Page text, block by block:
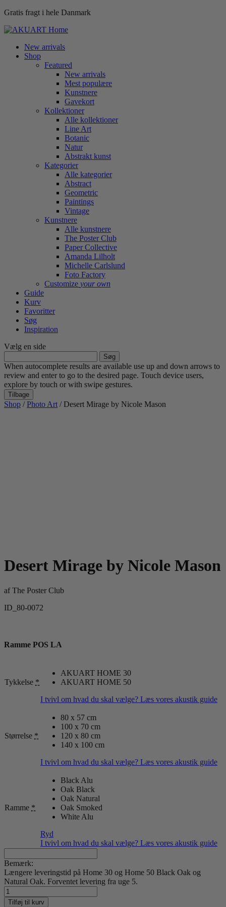
Gratis fragt i hele Danmark
New arrivals
Shop
Featured
New arrivals
Mest populære
Kunstnere
Gavekort
Kollektioner
Alle kollektioner
Line Art
Botanic
Natur
Abstrakt kunst
Kategorier
Alle kategorier
Abstract
Geometric
Paintings
Vintage
Kunstnere
Alle kunstnere
The Poster Club
Paper Collective
Amanda Lilholt
Michelle Carlslund
Foto Factory
Customize your own
Guide
Kurv
Favoritter
Søg
Inspiration
Vælg en side
efter:
When autocomplete results are available use up and down arrows to
review and enter to go to the desired page. Touch device users,
explore by touch or with swipe gestures.
Tilbage
Shop /Photo Art / Desert Mirage by Nicole Mason
Desert Mirage by Nicole Mason
afThe Poster Club
ID_80-0072
Ramme POS LA
Tykkelse *
AKUART HOME 30
AKUART HOME 50
I tvivl om hvad du skal vælge? Læs vores akustik guide
Størrelse *
80 x 57 cm
100 x 70 cm
120 x 80 cm
140 x 100 cm
I tvivl om hvad du skal vælge? Læs vores akustik guide
Ramme *
Black Alu
Oak Black
Oak Natural
Oak Smoked
White Alu
Ryd
I tvivl om hvad du skal vælge? Læs vores akustik guide
Bemærk:
Længere leveringstid på Home 30 og Home 50 Black Oak og
Natural Oak. Forventet levering fra uge 5.
Desert
Mirage
Tilføj til kurv